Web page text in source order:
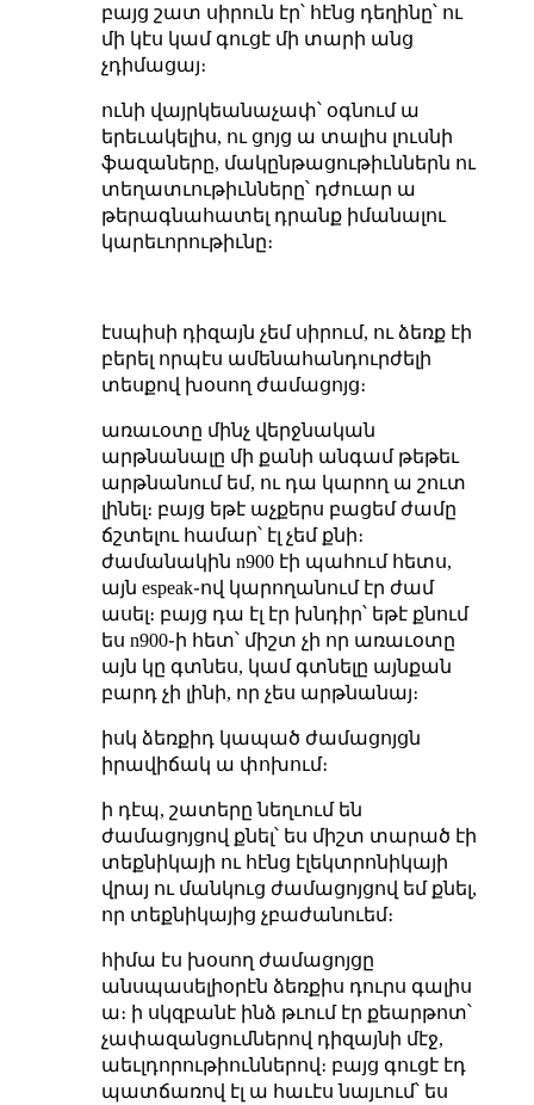
բայց շատ սիրուն էր՝ հէնց դեղինը՝ ու
մի կէս կամ գուցէ մի տարի անց
չդիմացայ։
ունի վայրկեանաչափ՝ օգնում ա
երեւակելիս, ու ցոյց ա տալիս լուսնի
ֆազաները, մակընթացութիւններն ու
տեղատւութիւնները՝ դժուար ա
թերագնահատել դրանք իմանալու
կարեւորութիւնը։
էսպիսի դիզայն չեմ սիրում, ու ձեռք էի
բերել որպէս ամենահանդուրժելի
տեսքով խօսող ժամացոյց։
առաւօտը մինչ վերջնական
արթնանալը մի քանի անգամ թեթեւ
արթնանում եմ, ու դա կարող ա շուտ
լինել։ բայց եթէ աչքերս բացեմ ժամը
ճշտելու համար՝ էլ չեմ քնի։
ժամանակին n900 էի պահում հետս,
այն espeak֊ով կարողանում էր ժամ
ասել։ բայց դա էլ էր խնդիր՝ եթէ քնում
ես n900֊ի հետ՝ միշտ չի որ առաւօտը
այն կը գտնես, կամ գտնելը այնքան
բարդ չի լինի, որ չես արթնանայ։
իսկ ձեռքիդ կապած ժամացոյցն
իրավիճակ ա փոխում։
ի դէպ, շատերը նեղւում են
ժամացոյցով քնել՝ ես միշտ տարած էի
տեքնիկայի ու հէնց էլեկտրոնիկայի
վրայ ու մանկուց ժամացոյցով եմ քնել,
որ տեքնիկայից չբաժանուեմ։
հիմա էս խօսող ժամացոյցը
անսպասելիօրէն ձեռքիս դուրս գալիս
ա։ ի սկզբանէ ինձ թւում էր քեարթոտ՝
չափազանցումներով դիզայնի մէջ,
աեւլդորութիուններով։ բայց գուցէ էդ
պատճառով էլ ա հաւէս նայւում՝ ես